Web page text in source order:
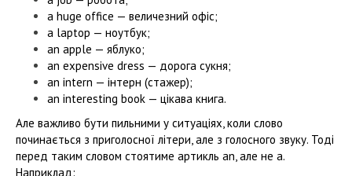
a huge office — величезний офіс;
a laptop — ноутбук;
an apple — яблуко;
an expensive dress — дорога сукня;
an intern — інтерн (стажер);
an interesting book — цікава книга.
Але важливо бути пильними у ситуаціях, коли слово
починається з приголосної літери, але з голосного звуку. Тоді
перед таким словом стоятиме артикль an, але не a.
Наприклад: